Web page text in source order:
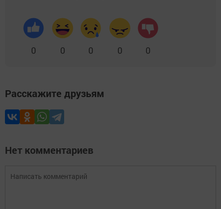
0 0 0 0 0
Расскажите друзьям
Нет комментариев